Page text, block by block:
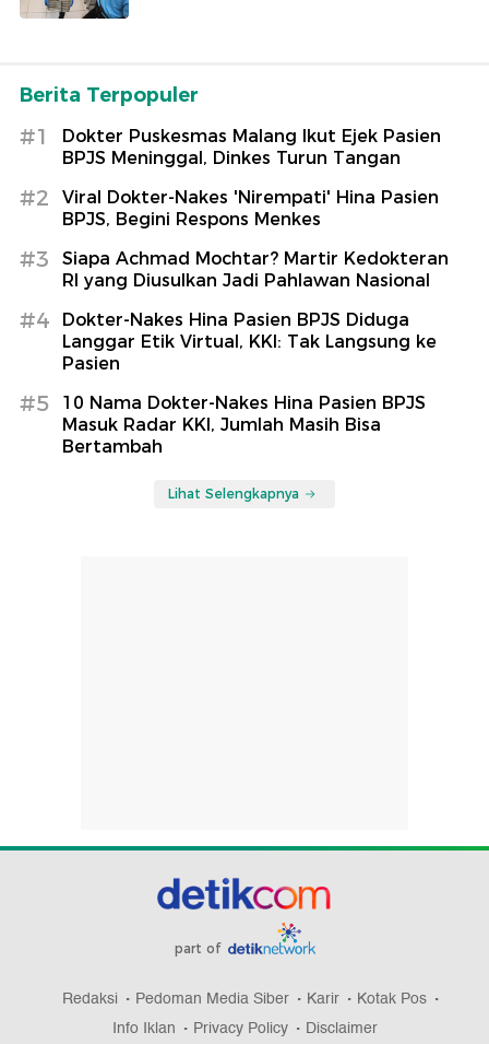
Berita Terpopuler
#1
Dokter Puskesmas Malang Ikut Ejek Pasien
BPJS Meninggal, Dinkes Turun Tangan
#2
Viral Dokter-Nakes 'Nirempati' Hina Pasien
BPJS, Begini Respons Menkes
#3
Siapa Achmad Mochtar? Martir Kedokteran
RI yang Diusulkan Jadi Pahlawan Nasional
#4
Dokter-Nakes Hina Pasien BPJS Diduga
Langgar Etik Virtual, KKI: Tak Langsung ke
Pasien
#5
10 Nama Dokter-Nakes Hina Pasien BPJS
Masuk Radar KKI, Jumlah Masih Bisa
Bertambah
Lihat Selengkapnya
part of
Redaksi Pedoman Media Siber Karir
Kotak Pos
Info Iklan
Privacy Policy Disclaimer